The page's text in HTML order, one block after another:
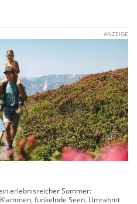
ANZEIGE
erlebnisreicher Sommer:
funkelnde Seen. Umrahmt